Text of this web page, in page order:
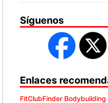
Síguenos
Enlaces
FitClubFinder Bodybuilding